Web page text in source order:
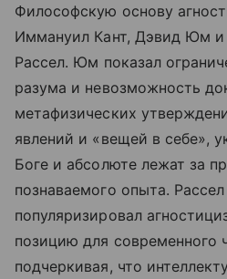
Философскую основу
Иммануил Кант, Дэвид Юм и
Рассел. Юм показал
разума и невозможность
метафизических
явлений и «вещей в себе»,
Боге и абсолюте лежат за
познаваемого опыта.
популяризировал
позицию для современного
подчеркивая, что